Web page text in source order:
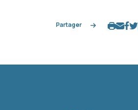
Partager